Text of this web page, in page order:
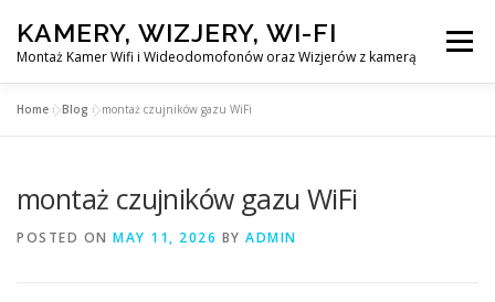
content
KAMERY, WIZJERY, WI-FI
Montaż Kamer Wifi i Wideodomofonów oraz Wizjerów z kamerą
Menu
MONTAŻ WIDEDOMOFONÓW
Home »Blog »montaż czujników gazu WiFi
montaż czujników gazu WiFi
POSTED ON MAY 11, 2026 BY ADMIN